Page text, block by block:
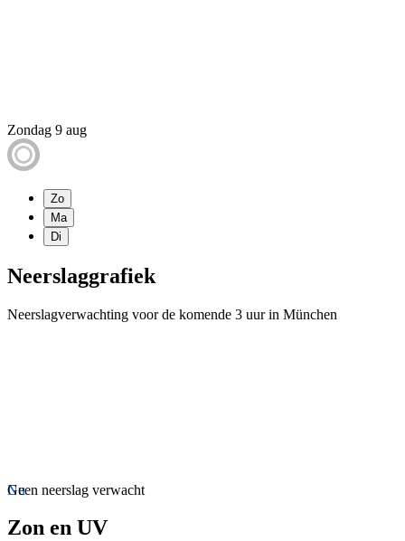
Zondag 9 aug
Zo
Ma
Di
Neerslaggrafiek
Neerslagverwachting voor de komende 3 uur in München
Nu
Geen neerslag verwacht
Zon en UV